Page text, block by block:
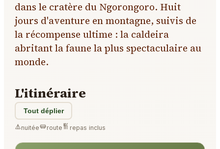
dans le cratère du Ngorongoro. Huit
jours d'aventure en montagne, suivis de
la récompense ultime : la caldeira
abritant la faune la plus spectaculaire au
monde.
L'itinéraire
Tout déplier
nuitée route repas inclus